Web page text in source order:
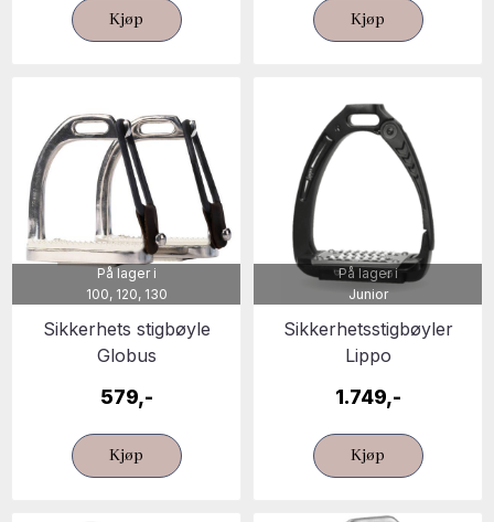
Kjøp Kjøp
På lager i
100, 120, 130
Sikkerhets stigbøyle
Globus
579,-
Kjøp
På lager i
Junior
Sikkerhetsstigbøyler
Lippo
1.749,-
Kjøp